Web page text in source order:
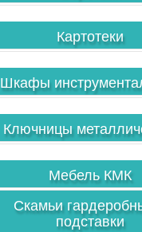
Картотеки
Шкафы
Ключницы
Мебель КМК
Скамьи
подставки